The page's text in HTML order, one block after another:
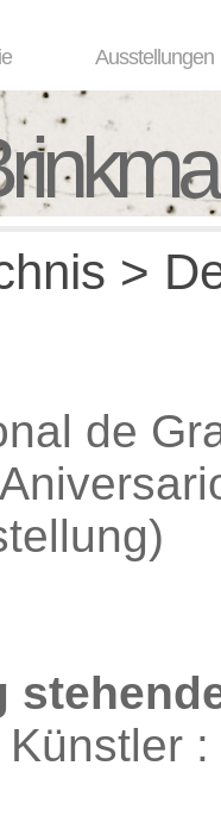
Ausstellungen
>
de